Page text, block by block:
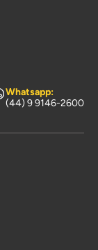
Whatsapp:
(44) 9 9146-2600